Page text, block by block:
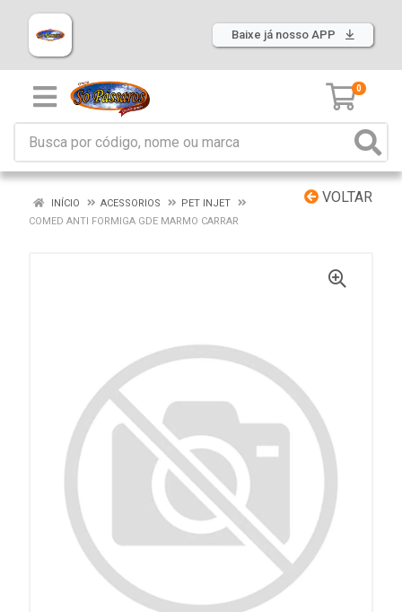
Baixe já nosso APP
0
VOLTAR
INÍCIO ACESSORIOS
PET INJET
COMED ANTI FORMIGA GDE MARMO CARRAR